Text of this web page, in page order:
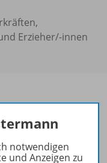
Erzieher/-innen
notwendigen
und Anzeigen zu